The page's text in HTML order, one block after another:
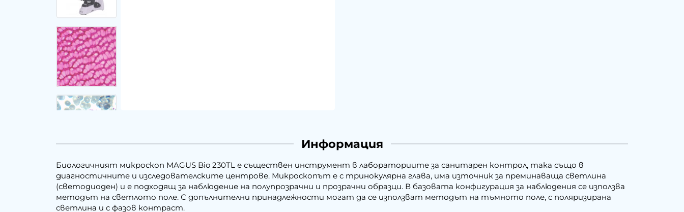
Информация
Биологичният микроскоп MAGUS Bio 230TL е съществен инструмент в лабораториите за санитарен контрол, така също в
диагностичните и изследователските центрове. Микроскопът е с тринокулярна глава, има източник за преминаваща светлина
(светодиоден) и е подходящ за наблюдение на полупрозрачни и прозрачни образци. В базовата конфигурация за наблюдения се използва
методът на светлото поле. С допълнителни принадлежности могат да се използват методът на тъмното поле, с поляризирана
светлина и с фазов контраст.